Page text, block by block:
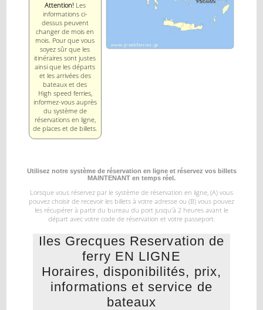
Attention! Les
informations ci-
dessus peuvent
changer de mois en
mois. Pour que vous
soyez sûr que les
itinéraires sont justes
ainsi que les départs
et les arrivées des
bateaux et des
High speed ferries,
informez-vous auprès
du système de
réservations en ligne,
de places et de billets.
Utilisez notre système de réservation en ligne et réservez vos billets
MAINTENANT en temps réel.
Lorsque vous réservez par le système de réservation en ligne, (A) vous
pouvez choisir de recevoir les billets à votre adresse ou (B) vous pouvez
les récupérer à partir du bureau du port jusqu'à 2 heures avant le
départ avec votre code de réservation et votre passeport.
Iles Grecques Reservation de
ferry EN LIGNE
Horaires, disponibilités, prix,
informations et service de
bateaux